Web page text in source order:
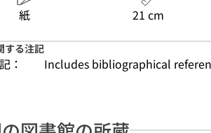
紙 21 cm
する注記
： Includes bibliographical